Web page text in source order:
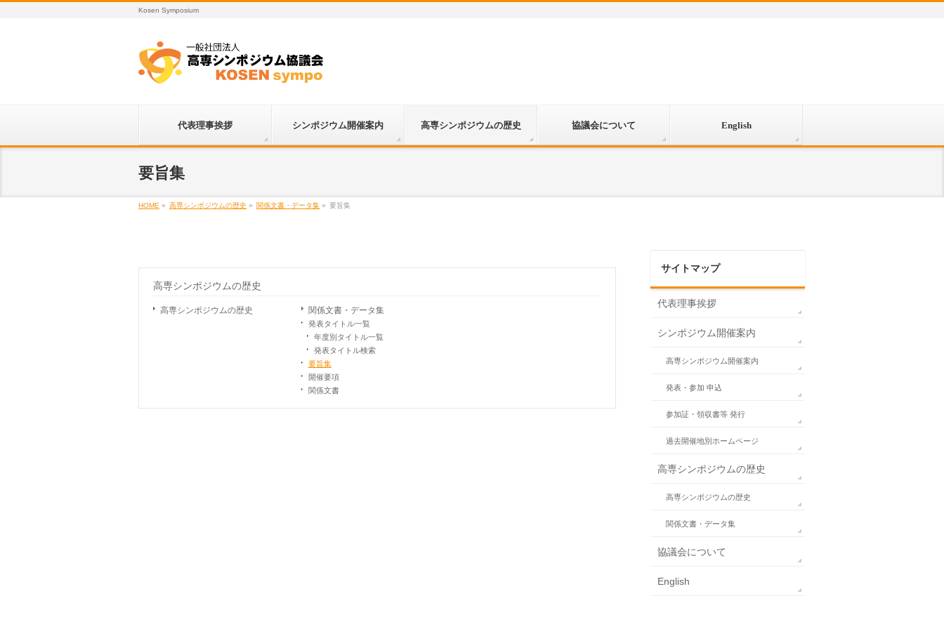
Kosen Symposium
代表理事挨拶 シンポジウム開催案内 高専シンポジウムの歴史 協議会について English
要旨集
HOME » 高専シンポジウムの歴史 » 関係文書・データ集 » 要旨集
高専シンポジウムの歴史
高専シンポジウムの歴史 関係文書・データ集
発表タイトル一覧
年度別タイトル一覧
発表タイトル検索
要旨集
開催要項
関係文書
サイトマップ
代表理事挨拶
シンポジウム開催案内
高専シンポジウム開催案内
発表・参加 申込
参加証・領収書等 発行
過去開催地別ホームページ
高専シンポジウムの歴史
高専シンポジウムの歴史
関係文書・データ集
協議会について
English